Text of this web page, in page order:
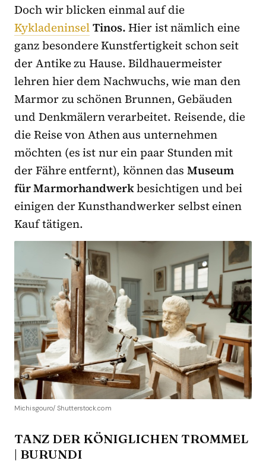
Doch wir blicken einmal auf die
KykladeninselTinos.Hier ist nämlich eine
ganz besondere Kunstfertigkeit schon seit
der Antike zu Hause. Bildhauermeister
lehren hier dem Nachwuchs, wie man den
Marmor zu schönen Brunnen, Gebäuden
und Denkmälern verarbeitet. Reisende, die
die Reise von Athen aus unternehmen
möchten (es ist nur ein paar Stunden mit
der Fähre entfernt), können dasMuseum
für Marmorhandwerkbesichtigen und bei
einigen der Kunsthandwerker selbst einen
Kauf tätigen.
Michisgouro/ Shutterstock.com
TANZ DER KÖNIGLICHEN TROMMEL
| BURUNDI